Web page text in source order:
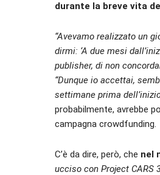
durante la breve vita
“Avevamo realizzato un
dirmi: ‘A due mesi
publisher, di non
“Dunque io accettai,
settimane prima
probabilmente, avrebbe
campagna crowdfunding.
C’è da dire, però, che nel
ucciso con Project CARS